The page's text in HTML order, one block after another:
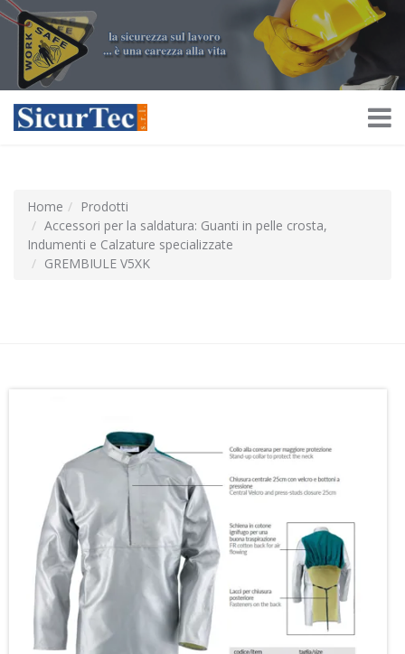
Home
Prodotti
Accessori per la saldatura: Guanti in pelle crosta,
Indumenti e Calzature specializzate
GREMBIULE V5XK